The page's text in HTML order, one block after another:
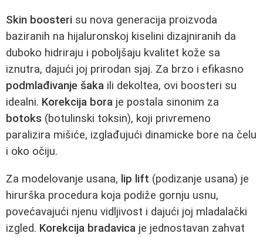
Skin boosteri su nova generacija proizvoda
baziranih na hijaluronskoj kiselini dizajniranih da
duboko hidriraju i poboljšaju kvalitet kože sa
iznutra, dajući joj prirodan sjaj. Za brzo i efikasno
podmlađivanje šaka ili dekoltea, ovi boosteri su
idealni. Korekcija bora je postala sinonim za
botoks (botulinski toksin), koji privremeno
paralizira mišiće, izglađujući dinamicke bore na čelu
i oko očiju.
Za modelovanje usana, lip lift (podizanje usana) je
hirurška procedura koja podiže gornju usnu,
povećavajući njenu vidljivost i dajući joj mladalački
izgled. Korekcija bradavica je jednostavan zahvat